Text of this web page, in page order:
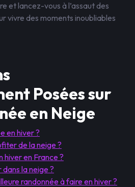
et lancez-vous à l’assaut des
vivre des moments inoubliables
Posées sur
en Neige
en hiver ?
de la neige ?
hiver en France ?
la neige ?
randonnée à faire en hiver ?